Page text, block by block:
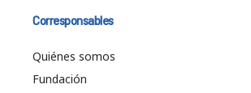
Corresponsables
Quiénes somos
Fundación